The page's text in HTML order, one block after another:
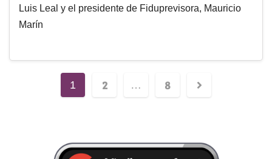
Luis Leal y el presidente de Fiduprevisora, Mauricio
Marín
1 2 … 8